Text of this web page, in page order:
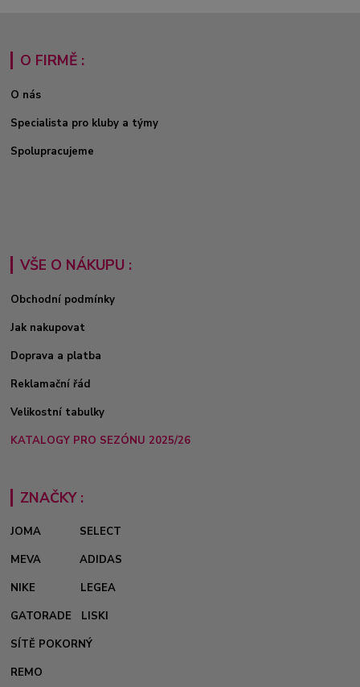
O FIRMĚ :
O nás
Specialista pro kluby a týmy
Spolupracujeme
VŠE O NÁKUPU :
Obchodní podmínky
Jak nakupovat
Doprava a platba
Reklamační řád
Velikostní tabulky
KATALOGY PRO SEZÓNU 2025/26
ZNAČKY :
JOMA
SELECT
MEVA
ADIDAS
NIKE
LEGEA
GATORADE
LISKI
SÍTĚ POKORNÝ
REMO